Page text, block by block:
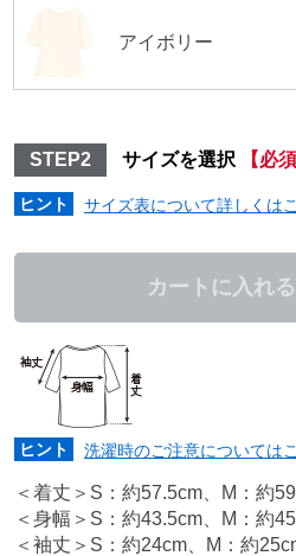
アイボリー
STEP2 サイズを選択 【必須
ヒント サイズ表について詳しくは
カートに入れる
ヒント 洗濯時のご注意については
＜着丈＞S：約57.5cm、M：約
＜身幅＞S：約43.5cm、M：約
＜袖丈＞S：約24cm、M：約